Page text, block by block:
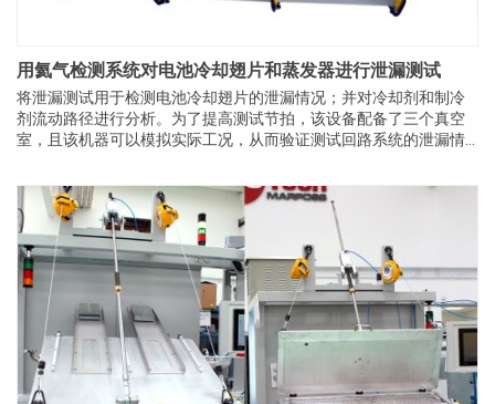
用氦气检测系统对电池冷却翅片和蒸发器进行泄漏测试
将泄漏测试用于检测电池冷却翅片的泄漏情况；并对冷却剂和制冷
剂流动路径进行分析。为了提高测试节拍，该设备配备了三个真空
室，且该机器可以模拟实际工况，从而验证测试回路系统的泄漏情